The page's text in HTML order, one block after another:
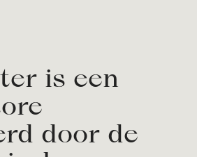
is een
door de